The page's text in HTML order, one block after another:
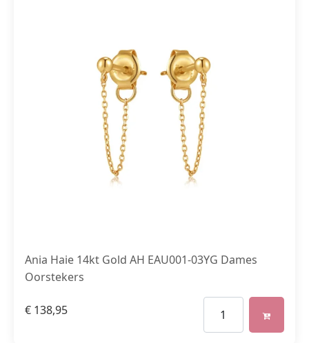
Ania Haie 14kt Gold AH EAU001-03YG Dames
Oorstekers
€ 138,95